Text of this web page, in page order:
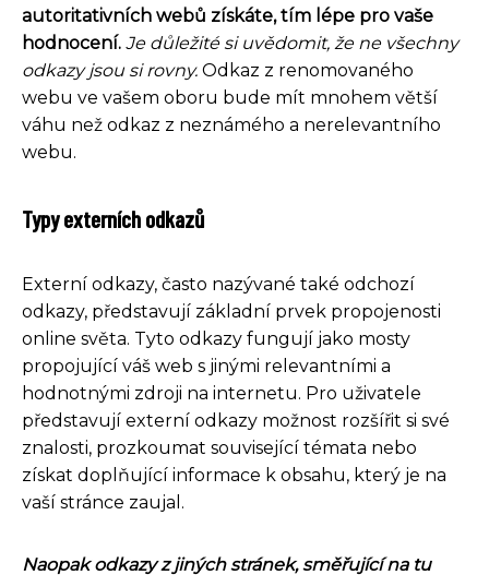
autoritativních webů získáte, tím lépe pro vaše
hodnocení. Je důležité si uvědomit, že ne všechny
odkazy jsou si rovny. Odkaz z renomovaného
webu ve vašem oboru bude mít mnohem větší
váhu než odkaz z neznámého a nerelevantního
webu.
Typy externích odkazů
Externí odkazy, často nazývané také odchozí
odkazy, představují základní prvek propojenosti
online světa. Tyto odkazy fungují jako mosty
propojující váš web s jinými relevantními a
hodnotnými zdroji na internetu. Pro uživatele
představují externí odkazy možnost rozšířit si své
znalosti, prozkoumat související témata nebo
získat doplňující informace k obsahu, který je na
vaší stránce zaujal.
Naopak odkazy z jiných stránek, směřující na tu